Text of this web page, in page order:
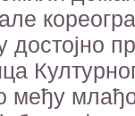
достојно